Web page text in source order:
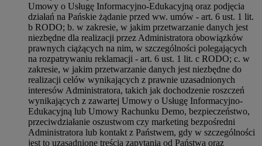
Umowy o Usługę Informacyjno-Edukacyjną oraz podjęcia
działań na Pańskie żądanie przed ww. umów - art. 6 ust. 1 lit.
b RODO; b. w zakresie, w jakim przetwarzanie danych jest
niezbędne dla realizacji przez Administratora obowiązków
prawnych ciążących na nim, w szczególności polegających
na rozpatrywaniu reklamacji - art. 6 ust. 1 lit. c RODO; c. w
zakresie, w jakim przetwarzanie danych jest niezbędne do
realizacji celów wynikających z prawnie uzasadnionych
interesów Administratora, takich jak dochodzenie roszczeń
wynikających z zawartej Umowy o Usługę Informacyjno-
Edukacyjną lub Umowy Rachunku Demo, bezpieczeństwo,
przeciwdziałanie oszustwom czy marketing bezpośredni
Administratora lub kontakt z Państwem, gdy w szczególności
jest to uzasadnione treścią zapytania od Państwa oraz